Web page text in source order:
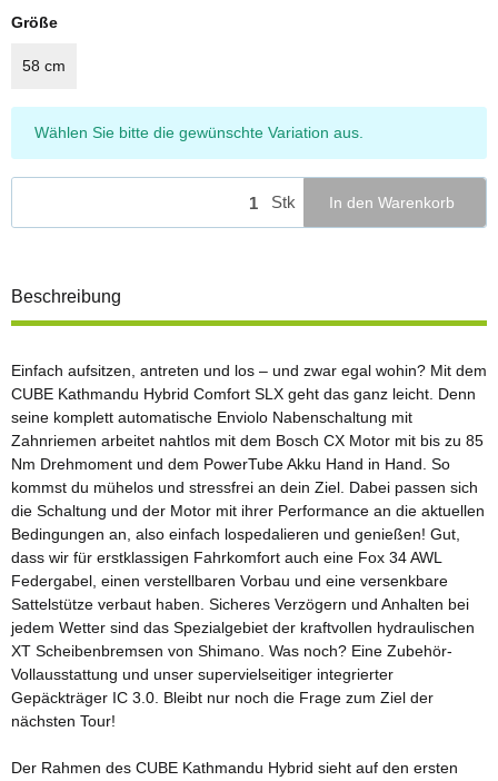
Größe
58 cm
x
Wählen Sie bitte die gewünschte Variation aus.
Stk In den Warenkorb
Beschreibung
Einfach aufsitzen, antreten und los – und zwar egal wohin? Mit dem
CUBE Kathmandu Hybrid Comfort SLX geht das ganz leicht. Denn
seine komplett automatische Enviolo Nabenschaltung mit
Zahnriemen arbeitet nahtlos mit dem Bosch CX Motor mit bis zu 85
Nm Drehmoment und dem PowerTube Akku Hand in Hand. So
kommst du mühelos und stressfrei an dein Ziel. Dabei passen sich
die Schaltung und der Motor mit ihrer Performance an die aktuellen
Bedingungen an, also einfach lospedalieren und genießen! Gut,
dass wir für erstklassigen Fahrkomfort auch eine Fox 34 AWL
Federgabel, einen verstellbaren Vorbau und eine versenkbare
Sattelstütze verbaut haben. Sicheres Verzögern und Anhalten bei
jedem Wetter sind das Spezialgebiet der kraftvollen hydraulischen
XT Scheibenbremsen von Shimano. Was noch? Eine Zubehör-
Vollausstattung und unser supervielseitiger integrierter
Gepäckträger IC 3.0. Bleibt nur noch die Frage zum Ziel der
nächsten Tour!
Der Rahmen des CUBE Kathmandu Hybrid sieht auf den ersten